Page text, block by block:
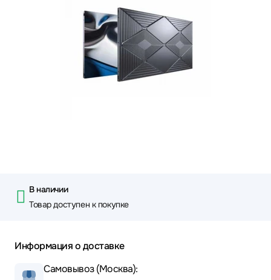
В наличии
Товар доступен к покупке
Информация о доставке
Самовывоз (Москва):